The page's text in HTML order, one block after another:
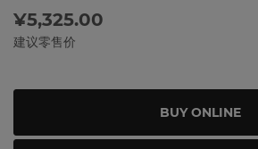
¥5,325.00
建议零售价
BUY ONLINE